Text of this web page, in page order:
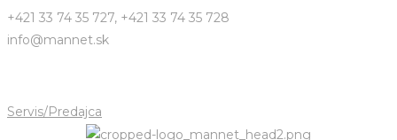
Skip
to
+421 33 74 35 727, +421 33 74 35 728
info@mannet.sk
Servis/Predajca